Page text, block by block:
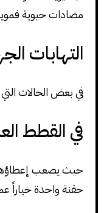
مضادات حيوية
التهابات
في بعض الحالات التي
في القطط
حيث يصعب إعطاؤهم
حقنة واحدة خياراً